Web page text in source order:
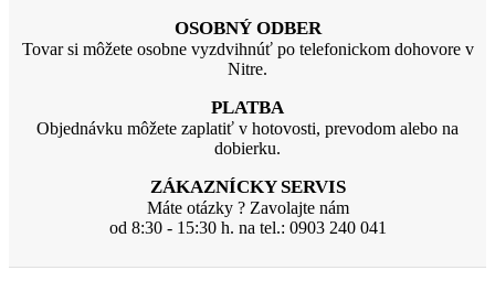
OSOBNÝ ODBER
Tovar si môžete osobne vyzdvihnúť po telefonickom dohovore v
Nitre.
PLATBA
Objednávku môžete zaplatiť v hotovosti, prevodom alebo na
dobierku.
ZÁKAZNÍCKY SERVIS
Máte otázky ? Zavolajte nám
od 8:30 - 15:30 h. na tel.: 0903 240 041